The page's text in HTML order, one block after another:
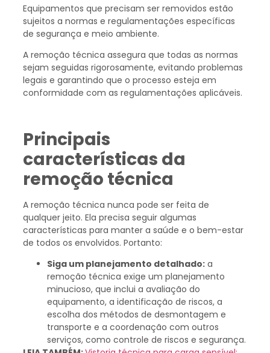
Equipamentos que precisam ser removidos estão
sujeitos a normas e regulamentações específicas
de segurança e meio ambiente.
A remoção técnica assegura que todas as normas
sejam seguidas rigorosamente, evitando problemas
legais e garantindo que o processo esteja em
conformidade com as regulamentações aplicáveis.
Principais
características da
remoção técnica
A remoção técnica nunca pode ser feita de
qualquer jeito. Ela precisa seguir algumas
características para manter a saúde e o bem-estar
de todos os envolvidos. Portanto:
Siga um planejamento detalhado: a
remoção técnica exige um planejamento
minucioso, que inclui a avaliação do
equipamento, a identificação de riscos, a
escolha dos métodos de desmontagem e
transporte e a coordenação com outros
serviços, como controle de riscos e segurança.